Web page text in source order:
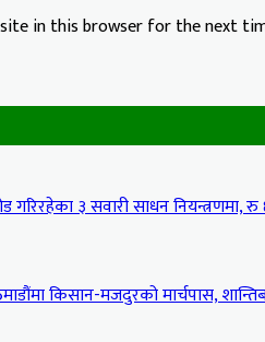
in this browser for the next
गरिरहेका ३ सवारी साधन नियन्त्रणमा,
किसान-मजदुरको मार्चपास,